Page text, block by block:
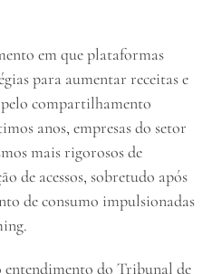
em que plataformas
para aumentar receitas e
compartilhamento
anos, empresas do setor
mais rigorosos de
de acessos, sobretudo após
de consumo impulsionadas
entendimento do Tribunal de